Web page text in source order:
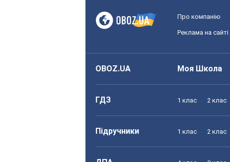
Про компанію
Реклама на сайті
OBOZ.UA Моя Школа
ГДЗ 1 клас 2 клас
Підручники 1 клас 2 клас